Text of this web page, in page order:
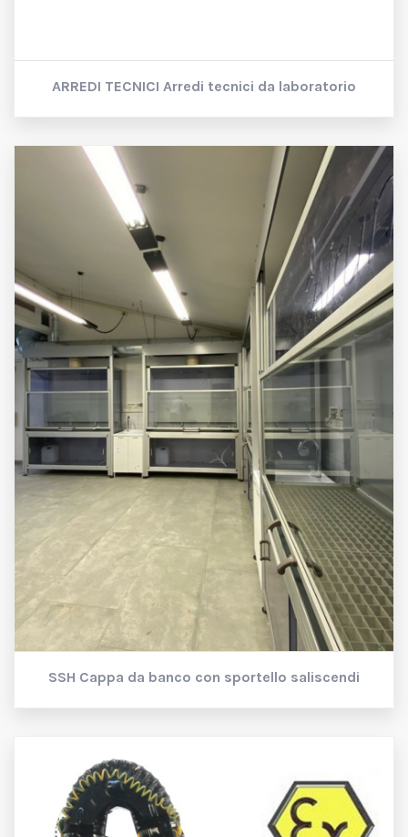
ARREDI TECNICI Arredi tecnici da laboratorio
SSH Cappa da banco con sportello saliscendi